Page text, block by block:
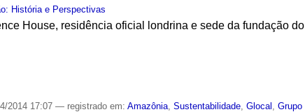
História e Perspectivas
House, residência oficial londrina e sede da fundação do
2014 17:07— registrado em:Amazônia ,Sustentabilidade ,Glocal ,Grupo